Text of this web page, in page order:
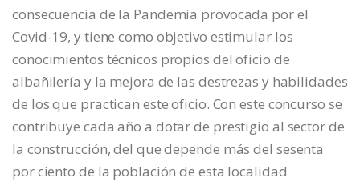
consecuencia de la Pandemia provocada por el
Covid-19, y tiene como objetivo estimular los
conocimientos técnicos propios del oficio de
albañilería y la mejora de las destrezas y habilidades
de los que practican este oficio. Con este concurso se
contribuye cada año a dotar de prestigio al sector de
la construcción, del que depende más del sesenta
por ciento de la población de esta localidad